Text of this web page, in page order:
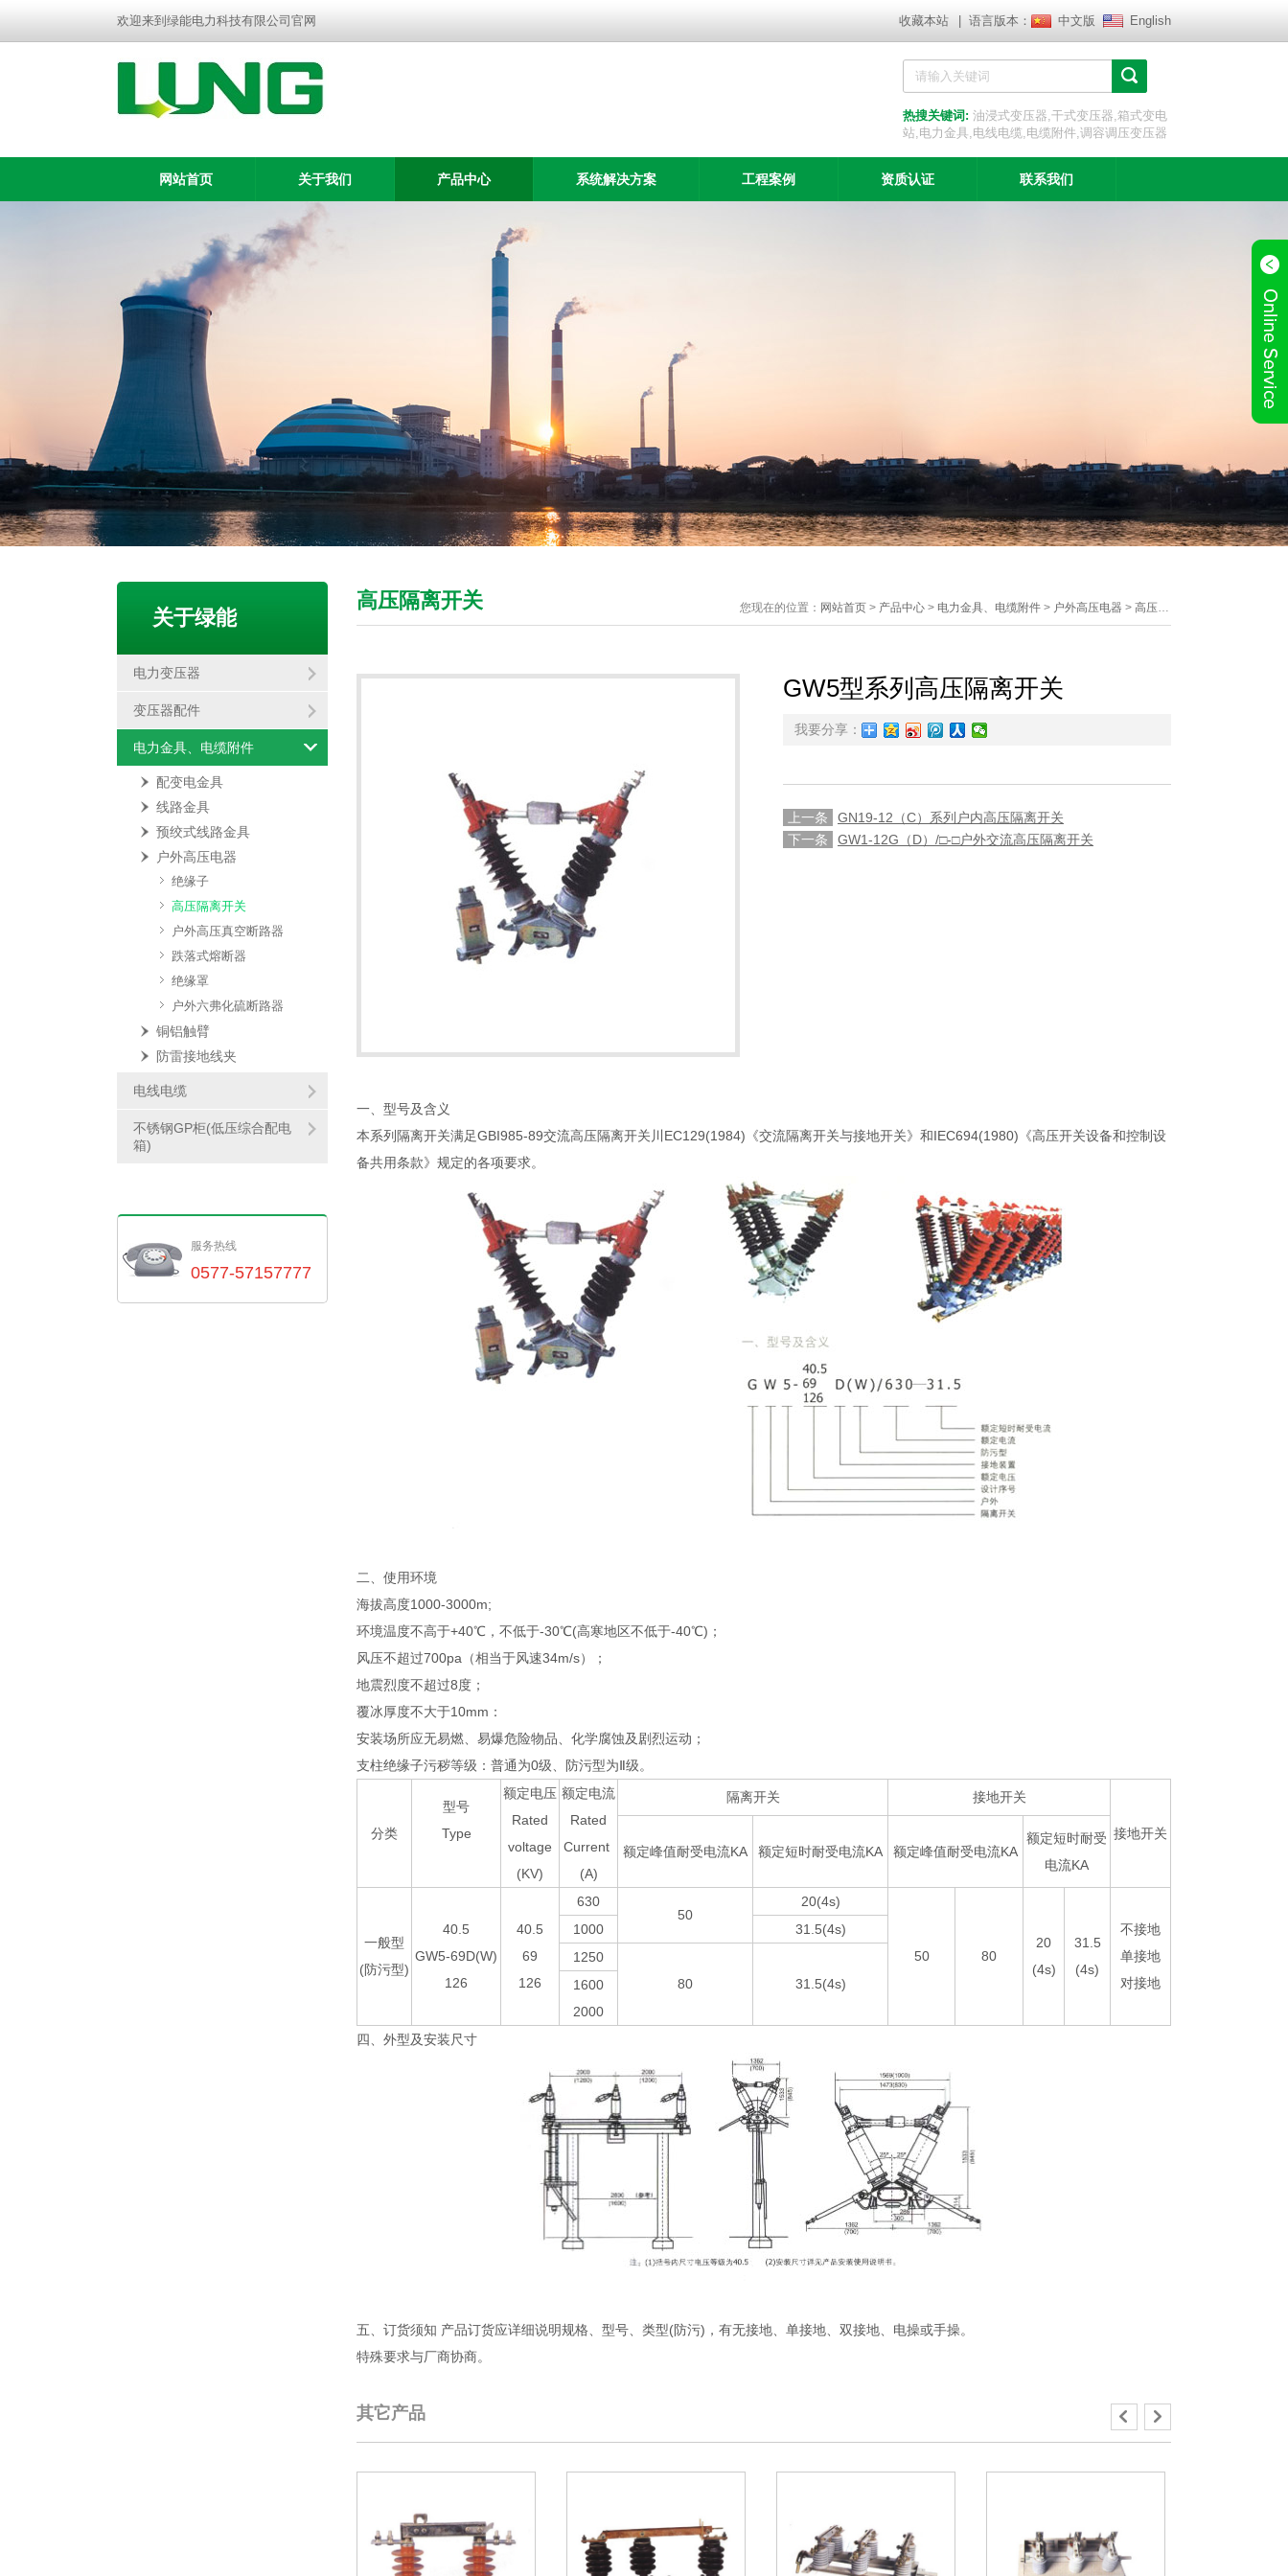
欢迎来到绿能电力科技有限公司官网 收藏本站 | 语言版本： 中文版 English
热搜关键词: 油浸式变压器,干式变压器,箱式变电
站,电力金具,电线电缆,电缆附件,调容调压变压器
网站首页 关于我们 产品中心 系统解决方案 工程案例 资质认证 联系我们
关于绿能
电力变压器
变压器配件
电力金具、电缆附件
配变电金具
线路金具
预绞式线路金具
户外高压电器
绝缘子
高压隔离开关
户外高压真空断路器
跌落式熔断器
绝缘罩
户外六弗化硫断路器
铜铝触臂
防雷接地线夹
电线电缆
不锈钢GP柜(低压综合配电
箱)
服务热线
0577-57157777
高压隔离开关 您现在的位置： 网站首页 > 产品中心 > 电力金具、电缆附件 > 户外高压电器 > 高压隔离开关
GW5型系列高压隔离开关
我要分享：
上一条
GN19-12（C）系列户内高压隔离开关
下一条
GW1-12G（D）/□-□户外交流高压隔离开关
一、型号及含义
本系列隔离开关满足GBI985-89交流高压隔离开关川EC129(1984)《交流隔离开关与接地开关》和IEC694(1980)《高压开关设备和控制设
备共用条款》规定的各项要求。
二、使用环境
海拔高度1000-3000m;
环境温度不高于+40℃，不低于-30℃(高寒地区不低于-40℃)；
风压不超过700pa（相当于风速34m/s）；
地震烈度不超过8度；
覆冰厚度不大于10mm：
安装场所应无易燃、易爆危险物品、化学腐蚀及剧烈运动；
支柱绝缘子污秽等级：普通为0级、防污型为Ⅱ级。
分类
型号
Type
额定电压
Rated
voltage
(KV)
额定电流
Rated
Current
(A)
隔离开关 接地开关
接地开关
额定峰值耐受电流KA
额定短时耐受电流KA 额定峰值耐受电流KA
额定短时耐受
电流KA
一般型
(防污型)
40.5
GW5-69D(W)
126
40.5
69
126
630
50
20(4s)
50 80
20
(4s)
31.5
(4s)
不接地
单接地
对接地
1000
31.5(4s)
1250
80
31.5(4s)
1600
2000
四、外型及安装尺寸
五、订货须知 产品订货应详细说明规格、型号、类型(防污)，有无接地、单接地、双接地、电操或手操。
特殊要求与厂商协商。
其它产品